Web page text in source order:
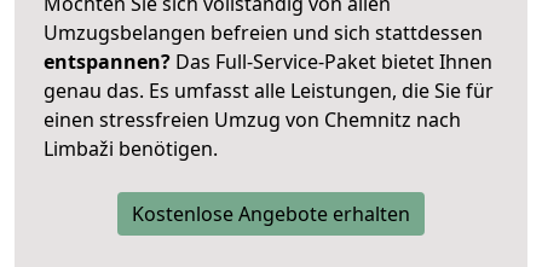
Umzugsbelangen befreien und sich stattdessen
entspannen? Das Full-Service-Paket bietet Ihnen
genau das. Es umfasst alle Leistungen, die Sie für
einen stressfreien Umzug von Chemnitz nach
Limbaži benötigen.
Kostenlose Angebote erhalten